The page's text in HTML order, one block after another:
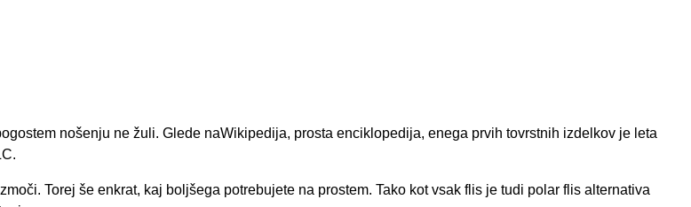
nošenju ne žuli. Glede naWikipedija, prosta enciklopedija, enega prvih tovrstnih izdelkov je leta
Torej še enkrat, kaj boljšega potrebujete na prostem. Tako kot vsak flis je tudi polar flis alternativa